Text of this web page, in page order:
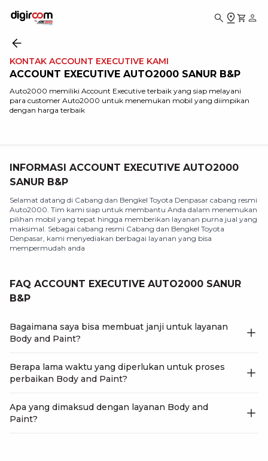
KONTAK ACCOUNT EXECUTIVE KAMI
ACCOUNT EXECUTIVE AUTO2000 SANUR B&P
Auto2000 memiliki Account Executive terbaik yang siap melayani
para customer Auto2000 untuk menemukan mobil yang diimpikan
dengan harga terbaik
INFORMASI ACCOUNT EXECUTIVE AUTO2000
SANUR B&P
Selamat datang di Cabang dan Bengkel Toyota Denpasar cabang resmi
Auto2000. Tim kami siap untuk membantu Anda dalam menemukan
pilihan mobil yang tepat hingga memberikan layanan purna jual yang
maksimal. Sebagai cabang resmi Cabang dan Bengkel Toyota
Denpasar, kami menyediakan berbagai layanan yang bisa
mempermudah anda
FAQ ACCOUNT EXECUTIVE AUTO2000 SANUR
B&P
Bagaimana saya bisa membuat janji untuk layanan
Body and Paint?
Berapa lama waktu yang diperlukan untuk proses
perbaikan Body and Paint?
Apa yang dimaksud dengan layanan Body and
Paint?